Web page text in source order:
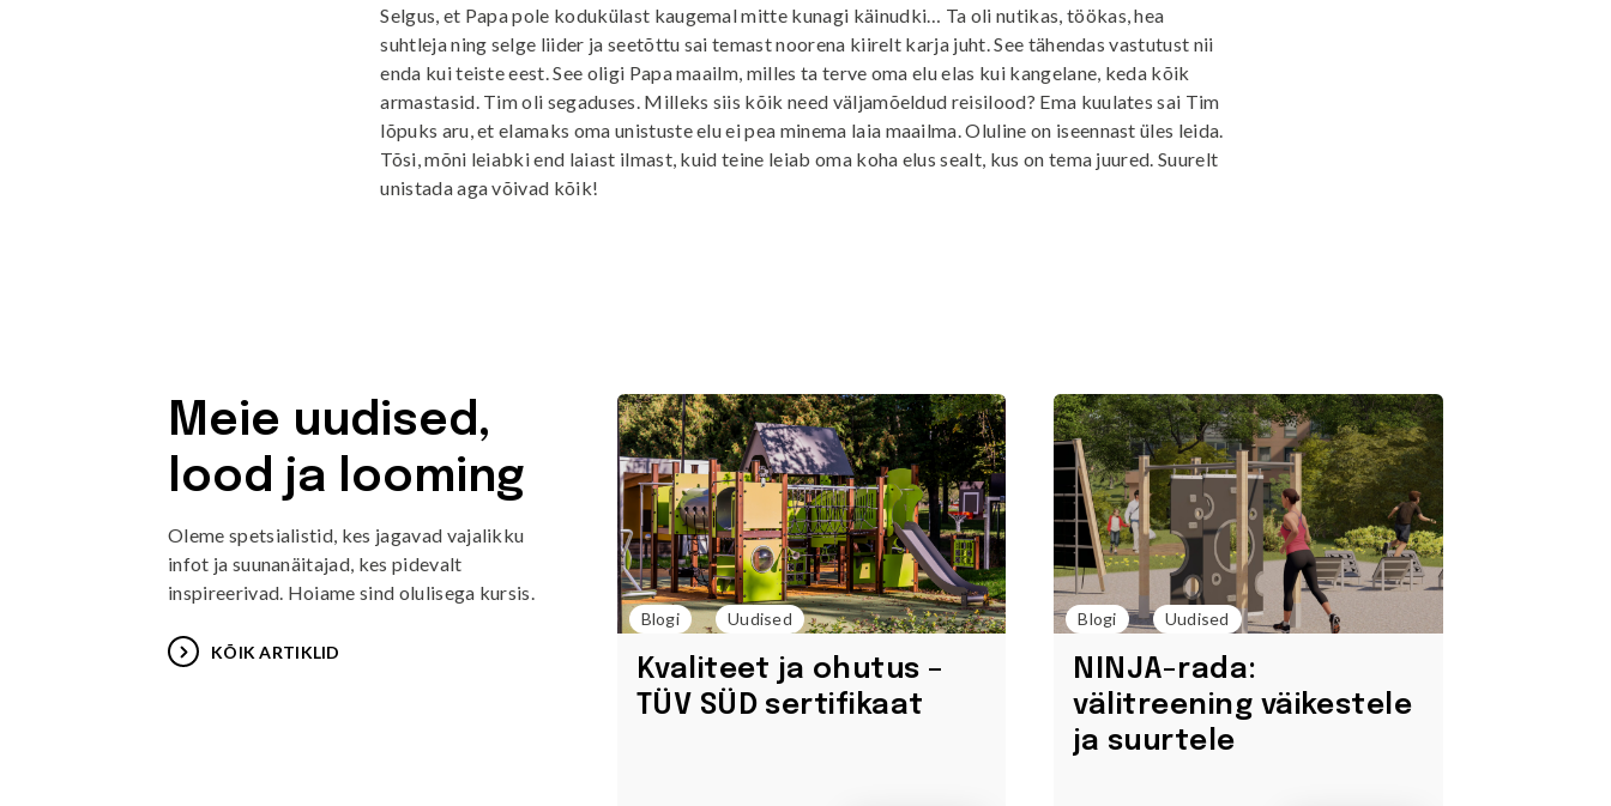
Selgus, et Papa pole kodukülast kaugemal mitte kunagi käinudki… Ta oli nutikas, töökas, hea
suhtleja ning selge liider ja seetõttu sai temast noorena kiirelt karja juht. See tähendas vastutust nii
enda kui teiste eest. See oligi Papa maailm, milles ta terve oma elu elas kui kangelane, keda kõik
armastasid. Tim oli segaduses. Milleks siis kõik need väljamõeldud reisilood? Ema kuulates sai Tim
lõpuks aru, et elamaks oma unistuste elu ei pea minema laia maailma. Oluline on iseennast üles leida.
Tõsi, mõni leiabki end laiast ilmast, kuid teine leiab oma koha elus sealt, kus on tema juured. Suurelt
unistada aga võivad kõik!
Meie uudised,
lood ja looming
Oleme spetsialistid, kes jagavad vajalikku
infot ja suunanäitajad, kes pidevalt
inspireerivad. Hoiame sind olulisega kursis.
KÕIK ARTIKLID
Blogi Uudised
Kvaliteet ja ohutus –
TÜV SÜD sertifikaat
Blogi Uudised
NINJA-rada:
välitreening väikestele
ja suurtele